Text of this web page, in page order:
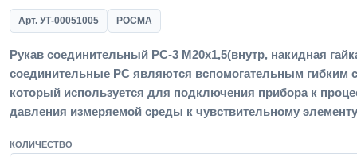
Арт. УТ-00051005 РОСМА
Рукав соединительный РС-3 M20x1,5(внутр, накидная
соединительные РС являются вспомогательным гибким
который используется для подключения прибора к
давления измеряемой среды к чувствительному
КОЛИЧЕСТВО